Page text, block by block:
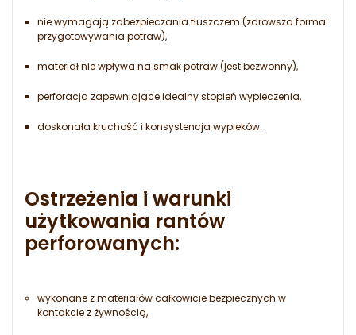
nie wymagają zabezpieczania tłuszczem (zdrowsza forma
przygotowywania potraw),
materiał nie wpływa na smak potraw (jest bezwonny),
perforacja zapewniające idealny stopień wypieczenia,
doskonała kruchość i konsystencja wypieków.
Ostrzeżenia i warunki
użytkowania rantów
perforowanych:
wykonane z materiałów całkowicie bezpiecznych w
kontakcie z żywnością,